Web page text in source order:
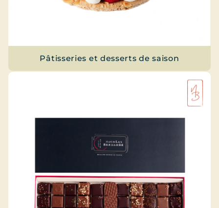
Pâtisseries et desserts de saison